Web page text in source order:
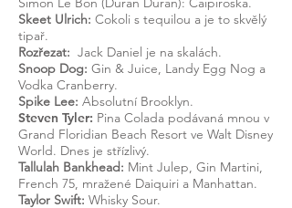
Skeet Ulrich: Cokoli s tequilou a je to skvělý
tipař.
Rozřezat: Jack Daniel je na skalách.
Snoop Dog: Gin & Juice, Landy Egg Nog a
Vodka Cranberry.
Spike Lee: Absolutní Brooklyn.
Steven Tyler: Pina Colada podávaná mnou v
Grand Floridian Beach Resort ve Walt Disney
World. Dnes je střízlivý.
Tallulah Bankhead: Mint Julep, Gin Martini,
French 75, mražené Daiquiri a Manhattan.
Taylor Swift: Whisky Sour.